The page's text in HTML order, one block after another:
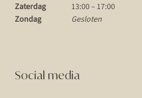
Zaterdag
13:00 – 17:00
Zondag
Gesloten
Social media